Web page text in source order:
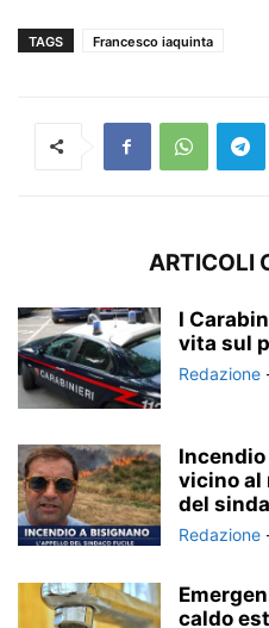
TAGS Francesco iaquinta
ARTICOLI
I
vita sul
Redazione
vicino al
del
Redazione
caldo